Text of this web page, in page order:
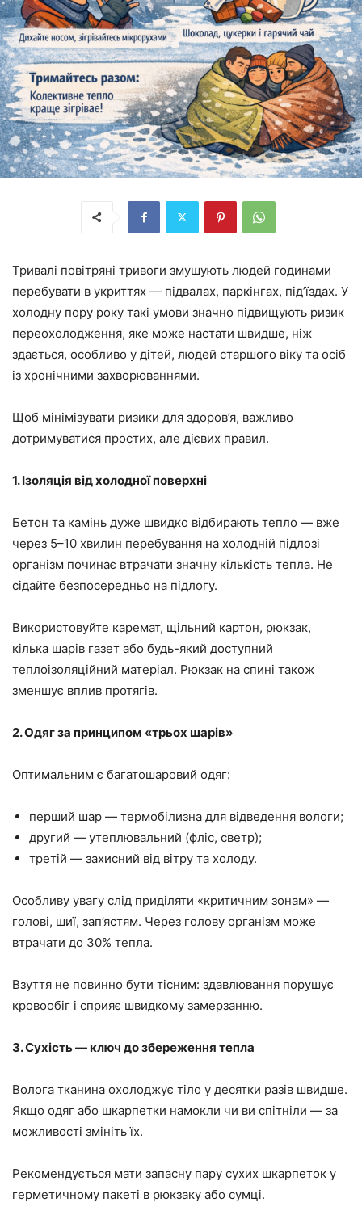
Тривалі повітряні тривоги змушують людей годинами
перебувати в укриттях — підвалах, паркінгах, під’їздах. У
холодну пору року такі умови значно підвищують ризик
переохолодження, яке може настати швидше, ніж
здається, особливо у дітей, людей старшого віку та осіб
із хронічними захворюваннями.
Щоб мінімізувати ризики для здоров’я, важливо
дотримуватися простих, але дієвих правил.
1. Ізоляція від холодної поверхні
Бетон та камінь дуже швидко відбирають тепло — вже
через 5–10 хвилин перебування на холодній підлозі
організм починає втрачати значну кількість тепла. Не
сідайте безпосередньо на підлогу.
Використовуйте каремат, щільний картон, рюкзак,
кілька шарів газет або будь-який доступний
теплоізоляційний матеріал. Рюкзак на спині також
зменшує вплив протягів.
2. Одяг за принципом «трьох шарів»
Оптимальним є багатошаровий одяг:
перший шар — термобілизна для відведення вологи;
другий — утеплювальний (фліс, светр);
третій — захисний від вітру та холоду.
Особливу увагу слід приділяти «критичним зонам» —
голові, шиї, зап’ястям. Через голову організм може
втрачати до 30% тепла.
Взуття не повинно бути тісним: здавлювання порушує
кровообіг і сприяє швидкому замерзанню.
3. Сухість — ключ до збереження тепла
Волога тканина охолоджує тіло у десятки разів швидше.
Якщо одяг або шкарпетки намокли чи ви спітніли — за
можливості змініть їх.
Рекомендується мати запасну пару сухих шкарпеток у
герметичному пакеті в рюкзаку або сумці.